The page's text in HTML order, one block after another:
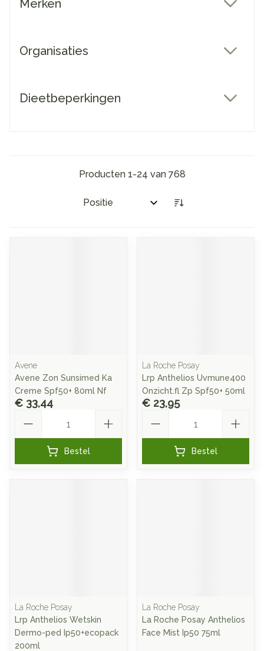
Merken
Organisaties
Dieetbeperkingen
Producten 1-24 van 768
Sorteer op:
Avene
Avene Zon Sunsimed Ka
Creme Spf50+ 80ml Nf
€ 33,44
Bestel
La Roche Posay
Lrp Anthelios Uvmune400
Onzicht.fl Zp Spf50+ 50ml
€ 23,95
Bestel
La Roche Posay
Lrp Anthelios Wetskin
Dermo-ped Ip50+ecopack
200ml
La Roche Posay
La Roche Posay Anthelios
Face Mist Ip50 75ml